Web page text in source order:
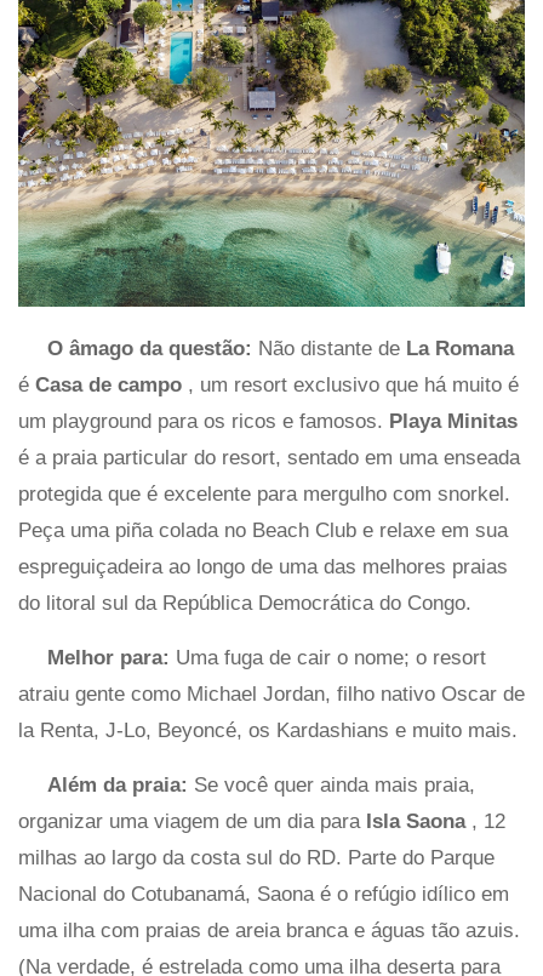
O âmago da questão: Não distante de La Romana
é Casa de campo , um resort exclusivo que há muito é
um playground para os ricos e famosos. Playa Minitas
é a praia particular do resort, sentado em uma enseada
protegida que é excelente para mergulho com snorkel.
Peça uma piña colada no Beach Club e relaxe em sua
espreguiçadeira ao longo de uma das melhores praias
do litoral sul da República Democrática do Congo.
Melhor para: Uma fuga de cair o nome; o resort
atraiu gente como Michael Jordan, filho nativo Oscar de
la Renta, J-Lo, Beyoncé, os Kardashians e muito mais.
Além da praia: Se você quer ainda mais praia,
organizar uma viagem de um dia para Isla Saona , 12
milhas ao largo da costa sul do RD. Parte do Parque
Nacional do Cotubanamá, Saona é o refúgio idílico em
uma ilha com praias de areia branca e águas tão azuis.
(Na verdade, é estrelada como uma ilha deserta para